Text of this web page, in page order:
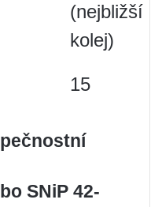
(nejbližší
kolej)
15
SNiP 42-